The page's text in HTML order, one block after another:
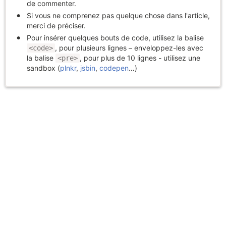
de commenter.
Si vous ne comprenez pas quelque chose dans l'article,
merci de préciser.
Pour insérer quelques bouts de code, utilisez la balise
<code> , pour plusieurs lignes – enveloppez-les avec
la balise <pre> , pour plus de 10 lignes - utilisez une
sandbox (plnkr, jsbin, codepen…)